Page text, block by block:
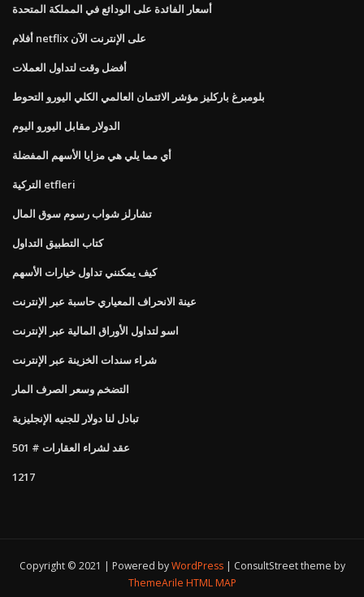
أسعار الفائدة على الودائع في المملكة المتحدة
أفلام netflix على الإنترنت الآن
أفضل وقت لتداول العملات
بلومبرغ باركليز مؤشر الائتمان العالمي الكلي اليورو التحوط
الدولار مقابل اليورو اليوم
أي مما يلي هي مزايا الأسهم المفضلة
التركية etfleri
تشارلز شواب رسوم سوق المال
كتاب التطبيق التداول
كيف يمكنني تداول خيارات الأسهم
عينة الانحراف المعياري حاسبة عبر الإنترنت
اسو لتداول الأوراق المالية عبر الإنترنت
شراء سندات الخزينة عبر الإنترنت
التضخم وسعر الصرف المار
تبادل لنا دولار للجنيه الإنجليزية
عقد لشراء العقارات # 501
1217
Copyright © 2021 | Powered byWordPress
ConsultStreet theme by
ThemeArile HTML MAP